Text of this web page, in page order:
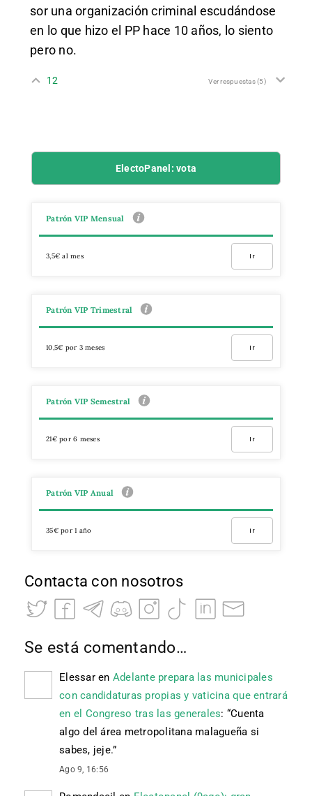
sor una organización criminal escudándose
en lo que hizo el PP hace 10 años, lo siento
pero no.
12 Ver respuestas(5)
ElectoPanel: vota
Patrón VIP Mensual
3,5€ al mes Ir
Patrón VIP Trimestral
10,5€ por 3 meses Ir
Patrón VIP Semestral
21€ por 6 meses Ir
Patrón VIP Anual
35€ por 1 año Ir
Contacta con nosotros
Se está comentando…
Elessaren Adelante prepara las municipales
con candidaturas propias y vaticina que entrará
en el Congreso tras las generales: “Cuenta
algo del área metropolitana malagueña si
sabes, jeje.”
Ago 9, 16:56